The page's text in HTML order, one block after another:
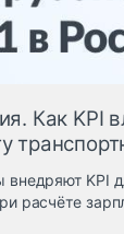
Как KPI
внедряют KPI
расчёте